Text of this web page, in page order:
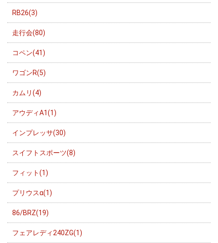
RB26(3)
走行会(80)
コペン(41)
ワゴンR(5)
カムリ(4)
アウディA1(1)
インプレッサ(30)
スイフトスポーツ(8)
フィット(1)
プリウスα(1)
86/BRZ(19)
フェアレディ240ZG(1)